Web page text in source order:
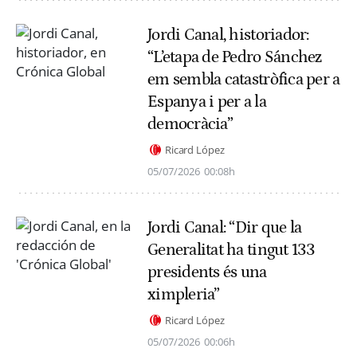
Jordi Canal, historiador:
“L’etapa de Pedro Sánchez
em sembla catastròfica per a
Espanya i per a la
democràcia”
Ricard López
05/07/2026 00:08h
Jordi Canal: “Dir que la
Generalitat ha tingut 133
presidents és una
ximpleria”
Ricard López
05/07/2026 00:06h